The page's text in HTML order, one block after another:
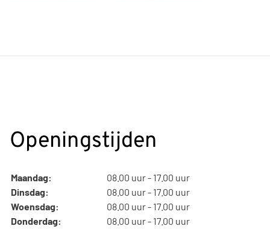
Openingstijden
Maandag:
08.00 uur - 17.00 uur
Dinsdag:
08.00 uur - 17.00 uur
Woensdag:
08.00 uur - 17.00 uur
Donderdag:
08.00 uur - 17.00 uur